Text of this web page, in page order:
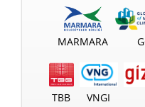
MARMARA
VNGI
TBB